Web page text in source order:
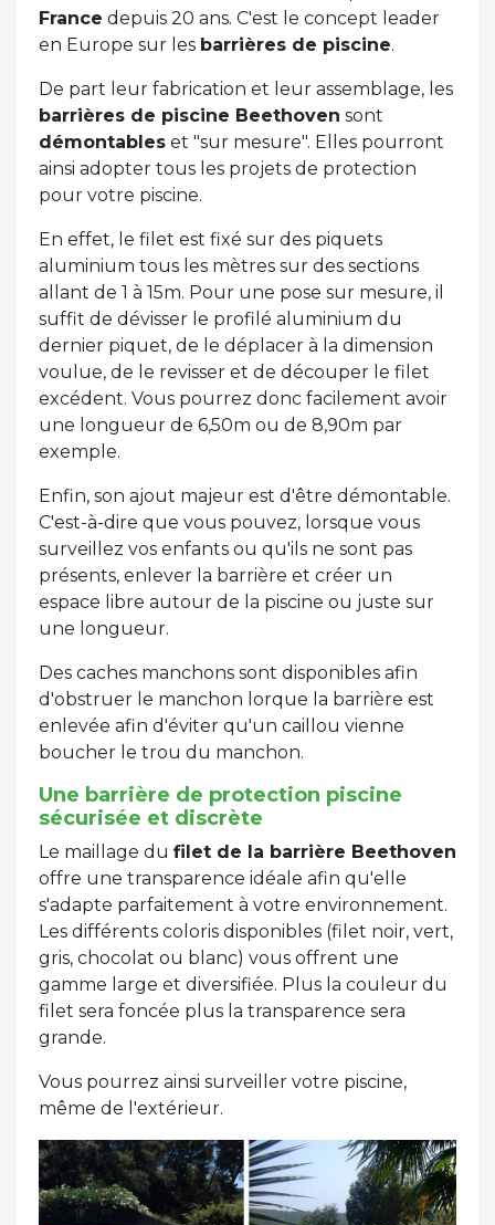
France depuis 20 ans. C'est le concept leader
en Europe sur les barrières de piscine.
De part leur fabrication et leur assemblage, les
barrières de piscine Beethoven sont
démontables et "sur mesure". Elles pourront
ainsi adopter tous les projets de protection
pour votre piscine.
En effet, le filet est fixé sur des piquets
aluminium tous les mètres sur des sections
allant de 1 à 15m. Pour une pose sur mesure, il
suffit de dévisser le profilé aluminium du
dernier piquet, de le déplacer à la dimension
voulue, de le revisser et de découper le filet
excédent. Vous pourrez donc facilement avoir
une longueur de 6,50m ou de 8,90m par
exemple.
Enfin, son ajout majeur est d'être démontable.
C'est-à-dire que vous pouvez, lorsque vous
surveillez vos enfants ou qu'ils ne sont pas
présents, enlever la barrière et créer un
espace libre autour de la piscine ou juste sur
une longueur.
Des caches manchons sont disponibles afin
d'obstruer le manchon lorque la barrière est
enlevée afin d'éviter qu'un caillou vienne
boucher le trou du manchon.
Une barrière de protection piscine
sécurisée et discrète
Le maillage du filet de la barrière Beethoven
offre une transparence idéale afin qu'elle
s'adapte parfaitement à votre environnement.
Les différents coloris disponibles (filet noir, vert,
gris, chocolat ou blanc) vous offrent une
gamme large et diversifiée. Plus la couleur du
filet sera foncée plus la transparence sera
grande.
Vous pourrez ainsi surveiller votre piscine,
même de l'extérieur.